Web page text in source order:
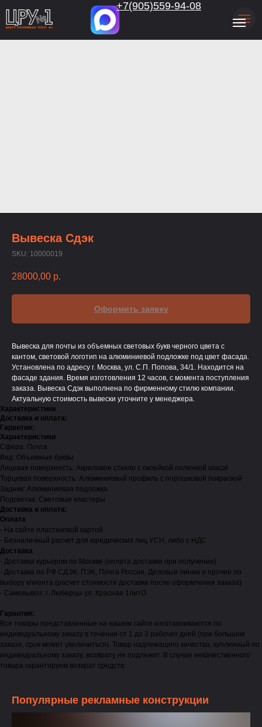
+7(905)559-94-08
Вывеска Сдэк
SKU: 10000019
28000,00 р.
Оформить заявку
Вывеска для почты из объемных световых букв черного цвета с
кантом, световой логотип на алюминиевой подложке под цвет фасада.
Установлена по адресу г. Москва, ул. С.П. Попова, 34/1. Находится на
фасаде здания. Время изготовления 12 часов, с момента поступления
заказа. Вывеска Сдэк выполнена по фирменному стилю компании.
Актуальную стоимость вывески уточните у менеджера.
Характеристики
Доставка и оплата:
Гарантия:
Характеристики
Сфера: Почта
Вид: Объемные буквы
Лицевая поверхность: Акриловое стекло с оклейкой поленкой oracal
Торцевая поверхность: Алюминиевый профиль с порошковой покраской
Задник: Алюминиевая подложка
Подсветка: Световые кластеры
Доставка и оплата:
Оплата
- На сайте пластиковой картой
- Безналичный расчет для юридических лиц УСН, либо с НДС
Доставка
- Доставка курьером по Москве (оплата доставки при получении)
- Доставка по РФ СДЭК, ПЭК, Почта России, Деловые линии и прочие по
выбору клиента (расчет стоимости доставки после оформления заказа)
- Самовывоз: г. Люберцы ул. Красная 1литО
Гарантия:
Все товары представленные на нашем сайте изготавливаются по
индивидуальному заказу в течении от 1 до 3 рабочих дней (при большом
заказе, срок может увеличиться). Товар надлежащего качества, купленный по
индивидуальному заказу, возврату не подлежит. В случае некачественного
товара гарантируем возврат средств.
Популярные рекламные конструкции